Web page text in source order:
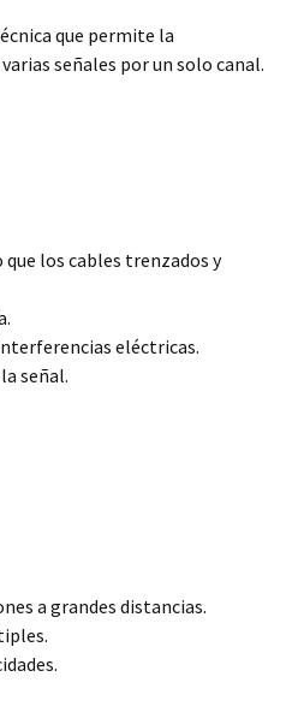
que permite la
señales por un solo canal.
los cables trenzados y
eléctricas.
señal.
a grandes distancias.